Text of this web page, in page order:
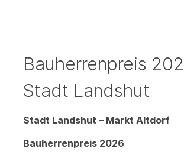
Bauherrenpreis
Stadt Landshut
Stadt Landshut – Markt Altdorf
Bauherrenpreis 2026